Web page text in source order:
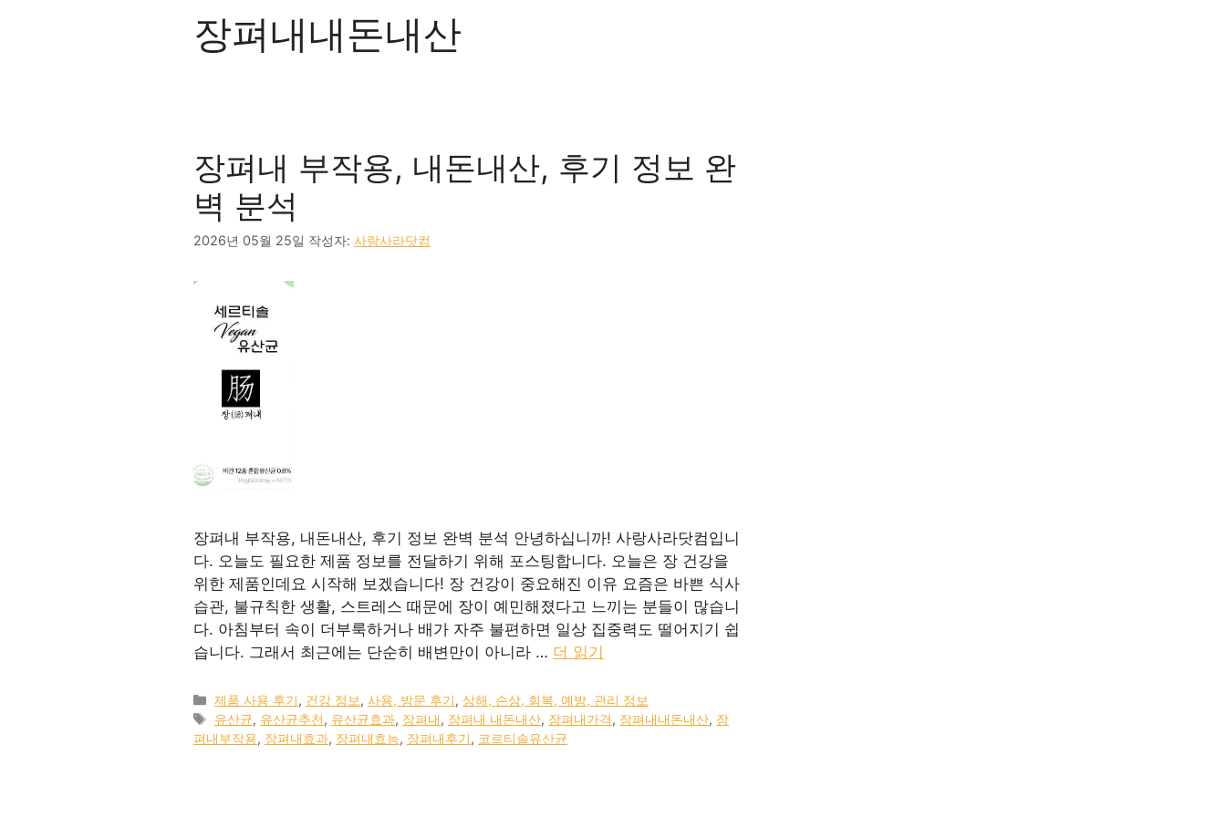
장펴내내돈내산
장펴내 부작용, 내돈내산, 후기 정보 완
벽 분석
2026년 05월 25일 작성자: 사랑사라닷컴
장펴내 부작용, 내돈내산, 후기 정보 완벽 분석 안녕하십니까! 사랑사라닷컴입니
다. 오늘도 필요한 제품 정보를 전달하기 위해 포스팅합니다. 오늘은 장 건강을
위한 제품인데요 시작해 보겠습니다! 장 건강이 중요해진 이유 요즘은 바쁜 식사
습관, 불규칙한 생활, 스트레스 때문에 장이 예민해졌다고 느끼는 분들이 많습니
다. 아침부터 속이 더부룩하거나 배가 자주 불편하면 일상 집중력도 떨어지기 쉽
습니다. 그래서 최근에는 단순히 배변만이 아니라 … 더 읽기
카
테
고
제품 사용 후기, 건강 정보,사용, 방문 후기,상해, 손상, 회복, 예방, 관리 정보
태
그
유산균, 유산균추천, 유산균효과, 장펴내, 장펴내 내돈내산, 장펴내가격, 장펴내내돈내산, 장
펴내부작용, 장펴내효과, 장펴내효능, 장펴내후기, 코르티솔유산균